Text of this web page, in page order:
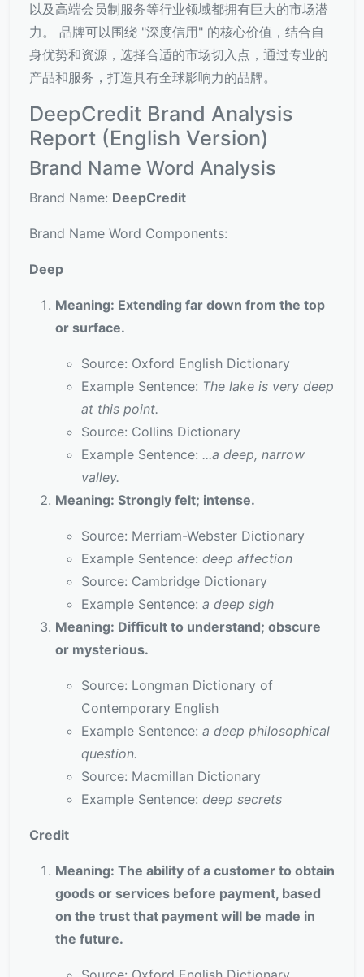
以及高端会员制服务等行业领域都拥有巨大的市场潜
力。 品牌可以围绕 "深度信用" 的核心价值，结合自
身优势和资源，选择合适的市场切入点，通过专业的
产品和服务，打造具有全球影响力的品牌。
DeepCredit Brand Analysis
Report (English Version)
Brand Name Word Analysis
Brand Name: DeepCredit
Brand Name Word Components:
Deep
Meaning: Extending far down from the top
or surface.
Source: Oxford English Dictionary
Example Sentence: The lake is very deep
at this point.
Source: Collins Dictionary
Example Sentence: ...a deep, narrow
valley.
Meaning: Strongly felt; intense.
Source: Merriam-Webster Dictionary
Example Sentence: deep affection
Source: Cambridge Dictionary
Example Sentence: a deep sigh
Meaning: Difficult to understand; obscure
or mysterious.
Source: Longman Dictionary of
Contemporary English
Example Sentence: a deep philosophical
question.
Source: Macmillan Dictionary
Example Sentence: deep secrets
Credit
Meaning: The ability of a customer to obtain
goods or services before payment, based
on the trust that payment will be made in
the future.